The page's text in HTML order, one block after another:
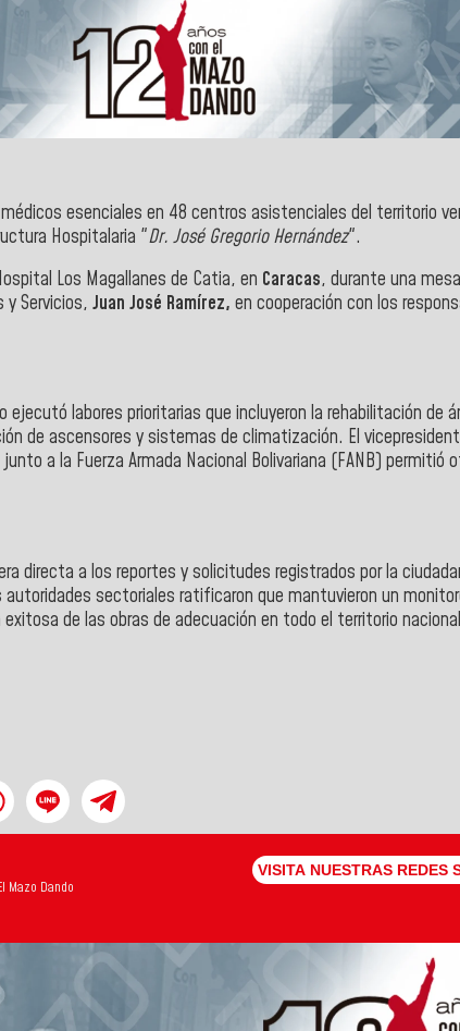
esenciales en 48 centros asistenciales del territorio
Hospitalaria "Dr. José Gregorio Hernández".
Los Magallanes de Catia, en Caracas, durante una
y Servicios, Juan José Ramírez, en cooperación con los
labores prioritarias que incluyeron la rehabilitación de
de ascensores y sistemas de climatización. El
a la Fuerza Armada Nacional Bolivariana (FANB) permitió
directa a los reportes y solicitudes registrados por la
autoridades sectoriales ratificaron que mantuvieron un
de las obras de adecuación en todo el territorio
Mazo Dando
VISITA NUESTRAS REDES